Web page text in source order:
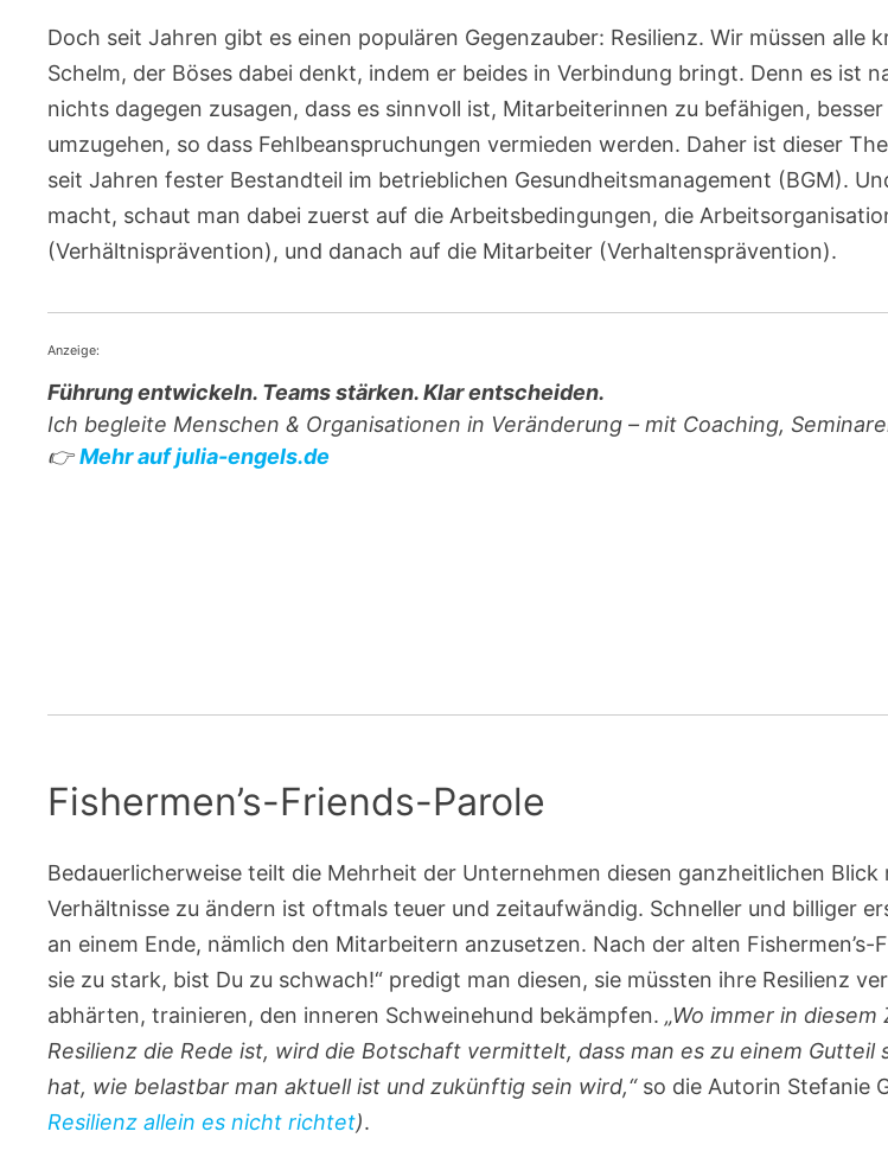
Doch seit Jahren gibt es einen populären Gegenzauber: Resilienz. Wir müssen alle
Schelm, der Böses dabei denkt, indem er beides in Verbindung bringt. Denn es ist
nichts dagegen zusagen, dass es sinnvoll ist, Mitarbeiterinnen zu befähigen,
umzugehen, so dass Fehlbeanspruchungen vermieden werden. Daher ist dieser
seit Jahren fester Bestandteil im betrieblichen Gesundheitsmanagement (BGM).
macht, schaut man dabei zuerst auf die Arbeitsbedingungen, die
(Verhältnisprävention), und danach auf die Mitarbeiter (Verhaltensprävention).
Anzeige:
Führung entwickeln. Teams stärken. Klar entscheiden.
Ich begleite Menschen & Organisationen in Veränderung – mit Coaching,
👉Mehr auf julia-engels.de
Fishermen’s-Friends-Parole
Bedauerlicherweise teilt die Mehrheit der Unternehmen diesen ganzheitlichen Blick
Verhältnisse zu ändern ist oftmals teuer und zeitaufwändig. Schneller und billiger
an einem Ende, nämlich den Mitarbeitern anzusetzen. Nach der alten Fishermen’s-
sie zu stark, bist Du zu schwach!“ predigt man diesen, sie müssten ihre Resilienz
abhärten, trainieren, den inneren Schweinehund bekämpfen.„Wo immer in
Resilienz die Rede ist, wird die Botschaft vermittelt, dass man es zu einem Gutteil
hat, wie belastbar man aktuell ist und zukünftig sein wird,“so die Autorin Stefanie
Resilienz allein es nicht richtet).